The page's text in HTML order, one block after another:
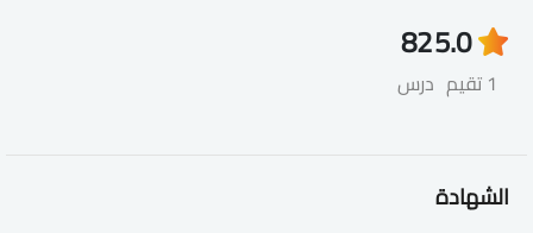
5.0
1 تقيم
82
درس
الشهادة